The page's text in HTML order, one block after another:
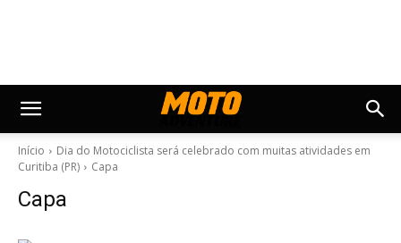
Início
Dia do Motociclista será celebrado com muitas atividades em
Curitiba (PR)
Capa
Capa